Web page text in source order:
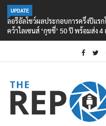
UPDATE
ลอรีอัลโชว์ผลประกอบการครึ่งปีแร
คว้าไลเซนส์ ‘กุชชี่’ 50 ปี พร้อมส่ง